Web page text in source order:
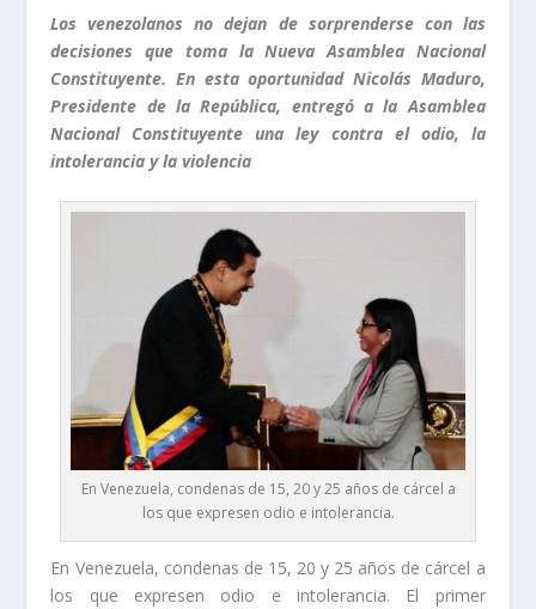
Los venezolanos no dejan de sorprenderse con las
decisiones que toma la Nueva Asamblea Nacional
Constituyente. En esta oportunidad Nicolás Maduro,
Presidente de la República, entregó a la Asamblea
Nacional Constituyente una ley contra el odio, la
intolerancia y la violencia
En Venezuela, condenas de 15, 20 y 25 años de cárcel a
los que expresen odio e intolerancia.
En Venezuela, condenas de 15, 20 y 25 años de cárcel a
los que expresen odio e intolerancia. El primer